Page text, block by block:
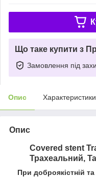
Що таке купити з
Замовлення під
Опис Характеристики
Опис
Covered stent
Трахеальний,
При доброякістній та